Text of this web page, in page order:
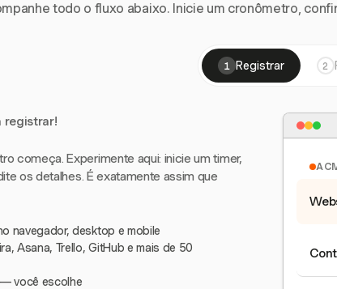
todo o fluxo abaixo. Inicie um cronômetro,
1 Registrar 2
registrar!
começa. Experimente aqui: inicie um timer,
os detalhes. É exatamente assim que
navegador, desktop e mobile
Asana, Trello, GitHub e mais de 50
— você escolhe